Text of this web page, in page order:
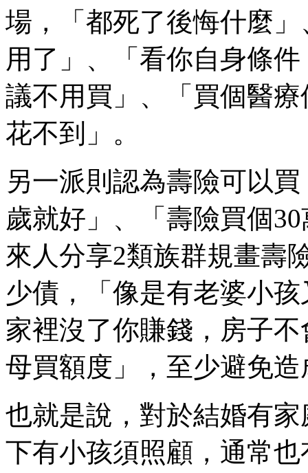
場，「都死了後悔什麼
用了」、「看你自身條
議不用買」、「買個醫
花不到」。
另一派則認為壽險可以
歲就好」、「壽險買個
來人分享2類族群規畫壽
少債，「像是有老婆小
家裡沒了你賺錢，房子
母買額度」，至少避免
也就是說，對於結婚有
下有小孩須照顧，通常